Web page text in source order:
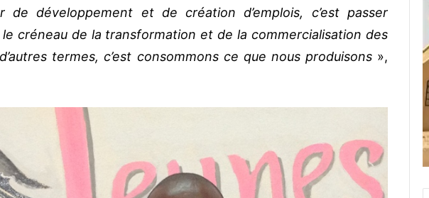
de développement et de création d’emplois, c’est passer
créneau de la transformation et de la commercialisation des
termes, c’est consommons ce que nous produisons»,